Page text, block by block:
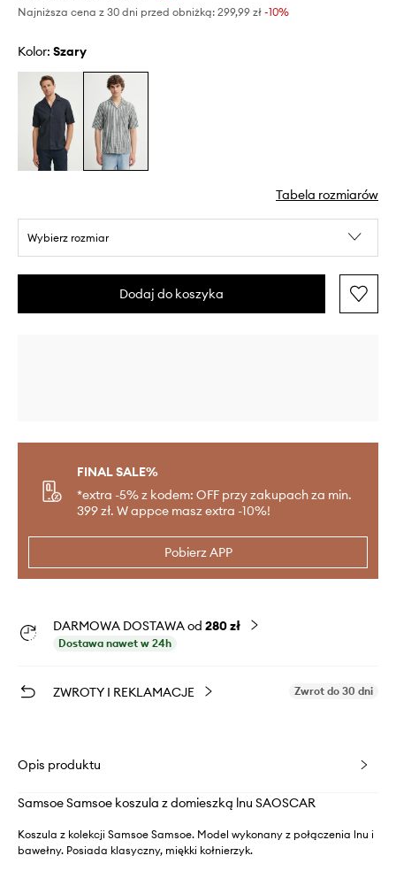
Najniższa cena z 30 dni przed obniżką: 299,99 zł -10%
Kolor: szary
Tabela rozmiarów
Wybierz rozmiar
Dodaj do koszyka
FINAL SALE%
*extra -5% z kodem: OFF przy zakupach za min.
399 zł. W appce masz extra -10%!
Pobierz APP
DARMOWA DOSTAWA od 280 zł
Dostawa nawet w 24h
ZWROTY I REKLAMACJE Zwrot do 30 dni
Opis produktu
Samsoe Samsoe koszula z domieszką lnu SAOSCAR
Koszula z kolekcji Samsoe Samsoe. Model wykonany z połączenia lnu i
bawełny. Posiada klasyczny, miękki kołnierzyk.